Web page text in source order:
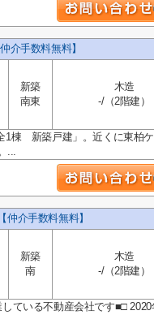
介手数料無料】
新築
南東
木造
-/（2階建）
1棟 新築戸建」。近くに東柏
...
介手数料無料】
新築
南
木造
-/（2階建）
ている不動産会社です■□